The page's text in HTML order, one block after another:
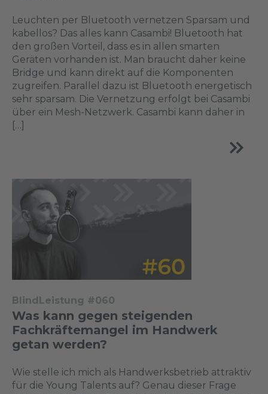
Leuchten per Bluetooth vernetzen Sparsam und
kabellos? Das alles kann Casambi! Bluetooth hat
den großen Vorteil, dass es in allen smarten
Geräten vorhanden ist. Man braucht daher keine
Bridge und kann direkt auf die Komponenten
zugreifen. Parallel dazu ist Bluetooth energetisch
sehr sparsam. Die Vernetzung erfolgt bei Casambi
über ein Mesh-Netzwerk. Casambi kann daher in
[…]
BlindLeistung #060
Was kann gegen steigenden
Fachkräftemangel im Handwerk
getan werden?
Wie stelle ich mich als Handwerksbetrieb attraktiv
für die Young Talents auf? Genau dieser Frage